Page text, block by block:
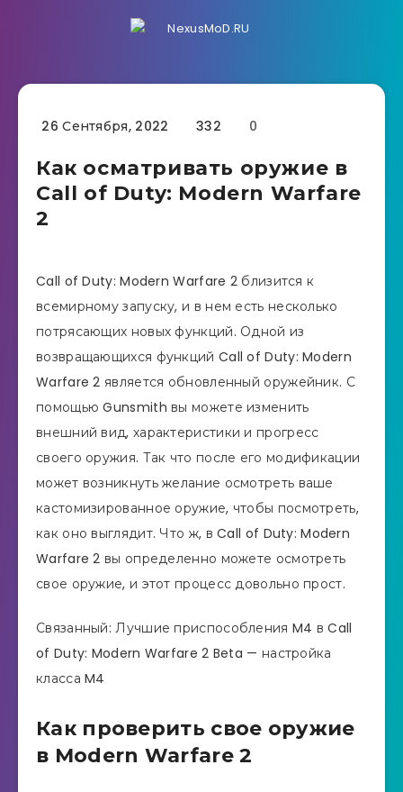
26 Сентября, 2022 332 0
Как осматривать оружие в
Call of Duty: Modern Warfare
2
Call of Duty: Modern Warfare 2 близится к
всемирному запуску, и в нем есть несколько
потрясающих новых функций. Одной из
возвращающихся функций Call of Duty: Modern
Warfare 2 является обновленный оружейник. С
помощью Gunsmith вы можете изменить
внешний вид, характеристики и прогресс
своего оружия. Так что после его модификации
может возникнуть желание осмотреть ваше
кастомизированное оружие, чтобы посмотреть,
как оно выглядит. Что ж, в Call of Duty: Modern
Warfare 2 вы определенно можете осмотреть
свое оружие, и этот процесс довольно прост.
Связанный: Лучшие приспособления M4 в Call
of Duty: Modern Warfare 2 Beta — настройка
класса M4
Как проверить свое оружие
в Modern Warfare 2